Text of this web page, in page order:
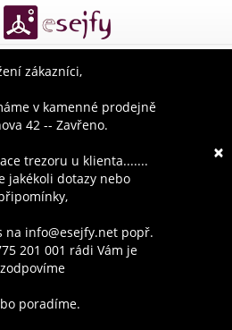
×
zákazníci,
v kamenné prodejně
42 -- Zavřeno.
trezoru u klienta.......
jakékoli dotazy nebo
na info@esejfy.net popř.
201 001 rádi Vám je
zodpovíme
poradíme.